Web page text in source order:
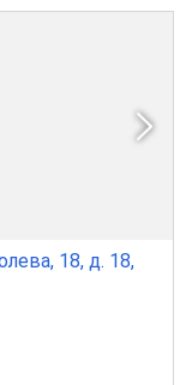
18, д. 18,